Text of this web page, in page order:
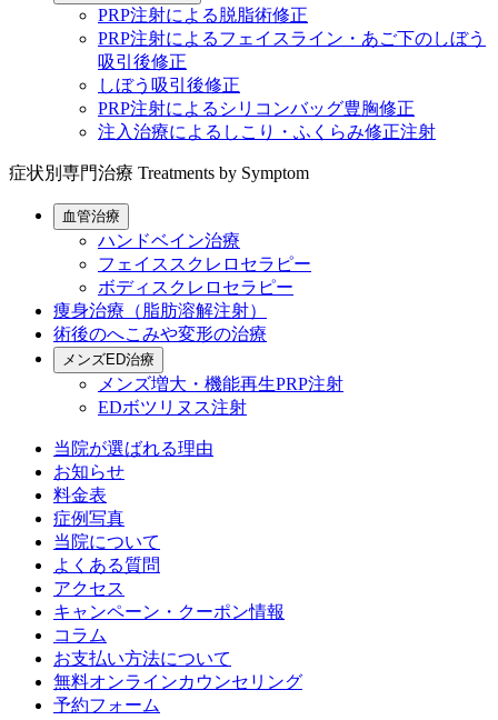
PRP注射による脱脂術修正
PRP注射によるフェイスライン・あご下のしぼう
吸引後修正
しぼう吸引後修正
PRP注射によるシリコンバッグ豊胸修正
注入治療によるしこり・ふくらみ修正注射
症状別専門治療 Treatments by Symptom
血管治療
ハンドベイン治療
フェイススクレロセラピー
ボディスクレロセラピー
痩身治療（脂肪溶解注射）
術後のへこみや変形の治療
メンズED治療
メンズ増大・機能再生PRP注射
EDボツリヌス注射
当院が選ばれる理由
お知らせ
料金表
症例写真
当院について
よくある質問
アクセス
キャンペーン・クーポン情報
コラム
お支払い方法について
無料オンラインカウンセリング
予約フォーム